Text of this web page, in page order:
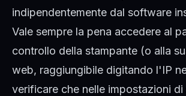
indipendentemente dal software
Vale sempre la pena accedere al
controllo della stampante (o alla
web, raggiungibile digitando l'IP
verificare che nelle impostazioni